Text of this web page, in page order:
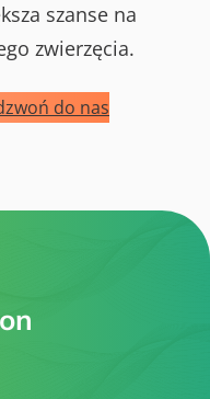
szanse na
zwierzęcia.
do nas